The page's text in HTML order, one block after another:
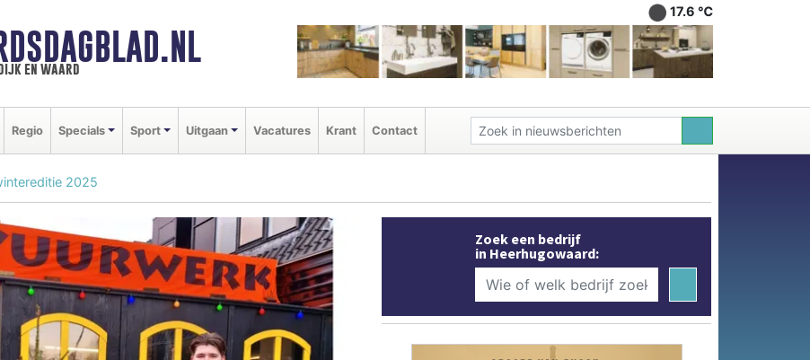
en waard
17.6 ℃
Regio Specials Sport Uitgaan Vacatures Krant Contact
2025
Zoek een bedrijf
in Heerhugowaard: